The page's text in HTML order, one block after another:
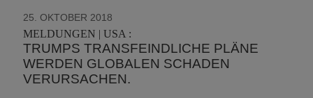
25. OKTOBER 2018
MELDUNGEN | USA :
TRUMPS TRANSFEINDLICHE PLÄNE
WERDEN GLOBALEN SCHADEN
VERURSACHEN.